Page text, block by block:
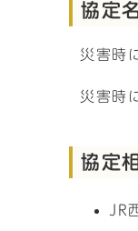
協定
災害時
災害時
協定
JR